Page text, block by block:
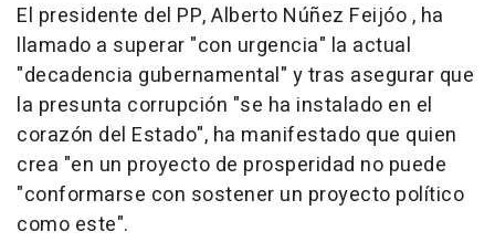
El presidente del PP, Alberto Núñez Feijóo , ha
llamado a superar "con urgencia" la actual
"decadencia gubernamental" y tras asegurar que
la presunta corrupción "se ha instalado en el
corazón del Estado", ha manifestado que quien
crea "en un proyecto de prosperidad no puede
"conformarse con sostener un proyecto político
como este".